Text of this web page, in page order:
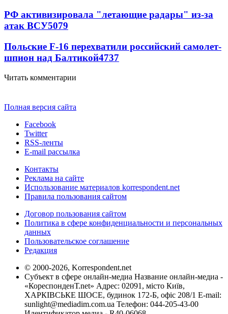
РФ активизировала "летающие радары" из-за
атак ВСУ5079
Польские F-16 перехватили российский самолет-
шпион над Балтикой4737
Читать комментарии
Полная версия сайта
Facebook
Twitter
RSS-ленты
E-mail рассылка
Контакты
Реклама на сайте
Использование материалов korrespondent.net
Правила пользования сайтом
Договор пользования сайтом
Политика в сфере конфиденциальности и персональных
данных
Пользовательское соглашение
Редакция
© 2000-2026, Korrespondent.net
Субъект в сфере онлайн-медиа Название онлайн-медиа -
«КореспонденТ.net» Адрес: 02091, місто Київ,
ХАРКІВСЬКЕ ШОСЕ, будинок 172-Б, офіс 208/1 E-mail:
sunlight@mediadim.com.ua Телефон: 044-205-43-00